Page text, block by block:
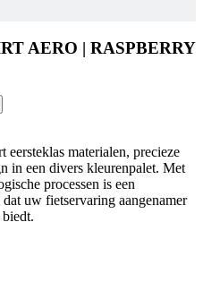
AERO | RASPBERRY
materialen, precieze
in een divers kleurenpalet. Met
processen is een
uw fietservaring aangenamer